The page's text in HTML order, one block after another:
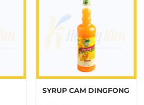
SYRUP CAM DINGFONG